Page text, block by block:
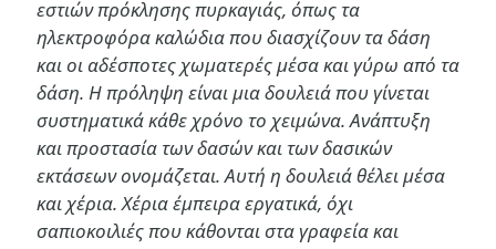
εστιών πρόκλησης πυρκαγιάς, όπως τα
ηλεκτροφόρα καλώδια που διασχίζουν τα δάση
και οι αδέσποτες χωματερές μέσα και γύρω από τα
δάση. Η πρόληψη είναι μια δουλειά που γίνεται
συστηματικά κάθε χρόνο το χειμώνα. Ανάπτυξη
και προστασία των δασών και των δασικών
εκτάσεων ονομάζεται. Αυτή η δουλειά θέλει μέσα
και χέρια. Χέρια έμπειρα εργατικά, όχι
σαπιοκοιλιές που κάθονται στα γραφεία και